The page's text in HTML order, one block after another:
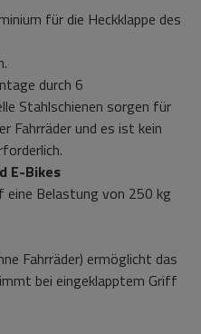
für die Heckklappe des
durch 6
Stahlschienen sorgen für
Fahrräder und es ist kein
E-Bikes
Belastung von 250 kg
Fahrräder) ermöglicht das
bei eingeklapptem Griff